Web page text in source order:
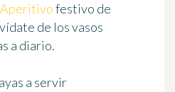
Aperitivofestivo de
de los vasos
a diario.
a servir